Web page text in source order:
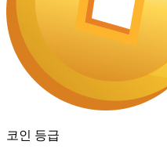
코인 등급